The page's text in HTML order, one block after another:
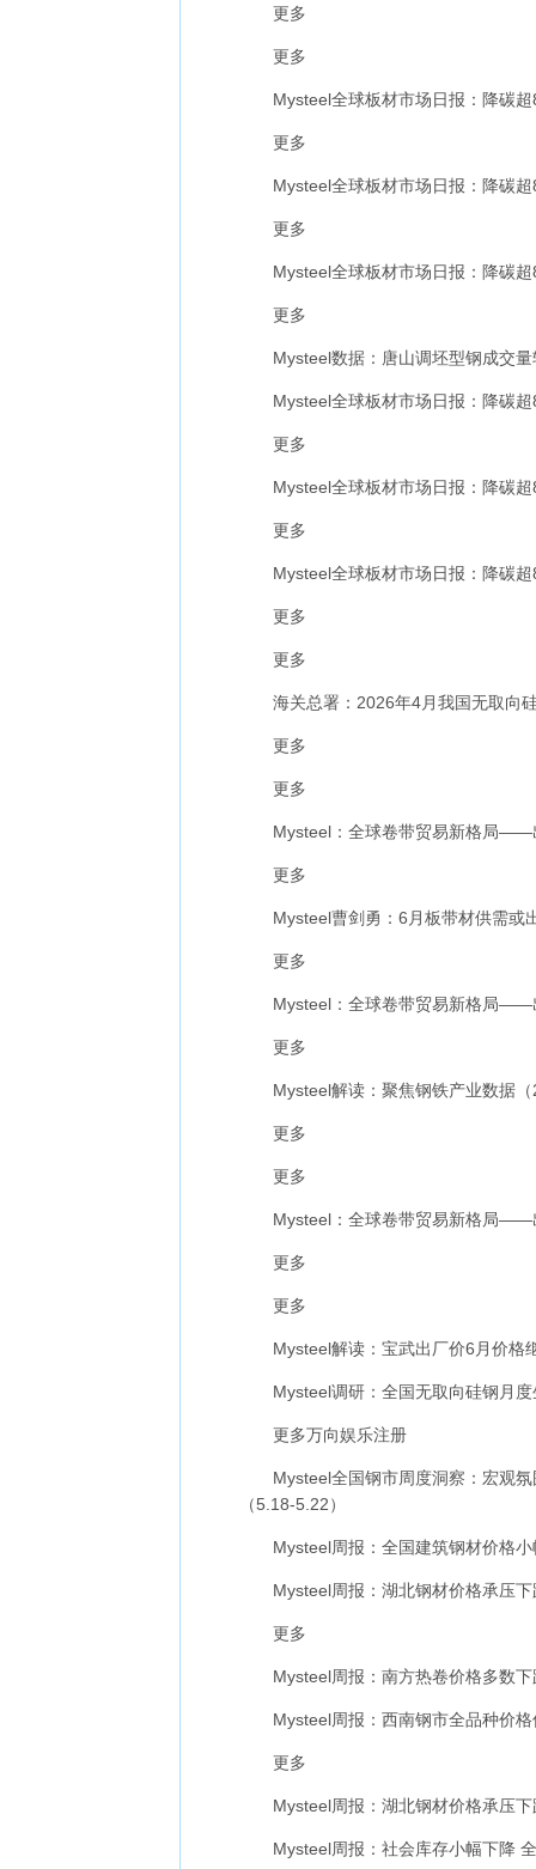
更多
更多
Mysteel全球板材市场日报：降碳超
更多
Mysteel全球板材市场日报：降碳超
更多
Mysteel全球板材市场日报：降碳超
更多
Mysteel数据：唐山调坯型钢成交量
Mysteel全球板材市场日报：降碳超
更多
Mysteel全球板材市场日报：降碳超
更多
Mysteel全球板材市场日报：降碳超
更多
更多
海关总署：2026年4月我国无取向硅
更多
更多
Mysteel：全球卷带贸易新格局——
更多
Mysteel曹剑勇：6月板带材供需或
更多
Mysteel：全球卷带贸易新格局——
更多
Mysteel解读：聚焦钢铁产业数据（
更多
更多
Mysteel：全球卷带贸易新格局——
更多
更多
Mysteel解读：宝武出厂价6月价格
Mysteel调研：全国无取向硅钢月度
更多万向娱乐注册
Mysteel全国钢市周度洞察：宏观氛
（5.18-5.22）
Mysteel周报：全国建筑钢材价格小
Mysteel周报：湖北钢材价格承压下
更多
Mysteel周报：南方热卷价格多数下
Mysteel周报：西南钢市全品种价格
更多
Mysteel周报：湖北钢材价格承压下
Mysteel周报：社会库存小幅下降 全